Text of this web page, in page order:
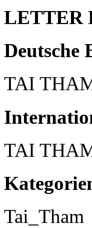
LETTER
Deutsche
TAI
TAI
Tai_Tham